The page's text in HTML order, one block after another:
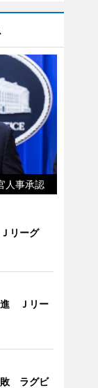
人事承認
リーグ
進 Ｊリー
敗 ラグビ